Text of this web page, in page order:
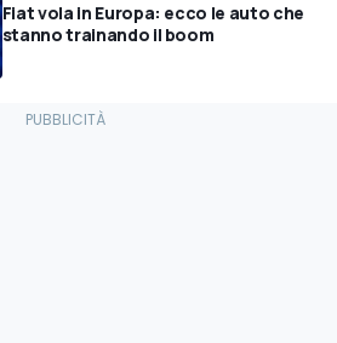
Fiat vola in Europa: ecco le auto che
stanno trainando il boom